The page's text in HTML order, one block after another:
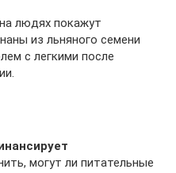
людях покажут
из льняного семени
с легкими после
могут ли питательные